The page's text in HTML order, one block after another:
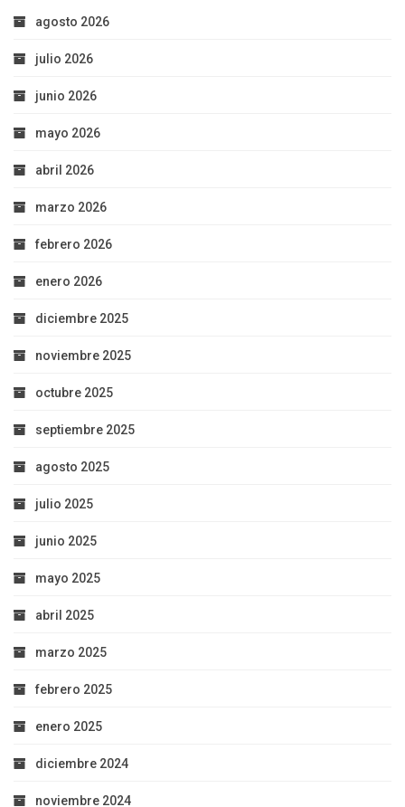
agosto 2026
julio 2026
junio 2026
mayo 2026
abril 2026
marzo 2026
febrero 2026
enero 2026
diciembre 2025
noviembre 2025
octubre 2025
septiembre 2025
agosto 2025
julio 2025
junio 2025
mayo 2025
abril 2025
marzo 2025
febrero 2025
enero 2025
diciembre 2024
noviembre 2024